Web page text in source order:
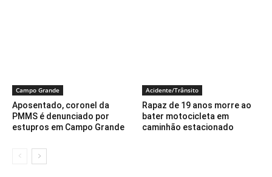
Campo Grande
Aposentado, coronel da
PMMS é denunciado por
estupros em Campo Grande
Acidente/Trânsito
Rapaz de 19 anos morre ao
bater motocicleta em
caminhão estacionado